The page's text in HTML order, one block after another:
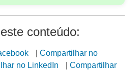
conteúdo:
Compartilhar no
no LinkedIn
Compartilhar